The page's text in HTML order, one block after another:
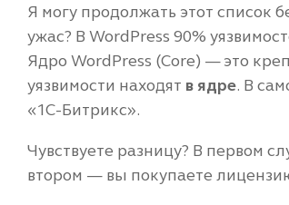
Я могу продолжать этот список
ужас? В WordPress 90%
Ядро WordPress (Core) — это
уязвимости находят в ядре. В
«1С-Битрикс».
Чувствуете разницу? В первом
втором — вы покупаете